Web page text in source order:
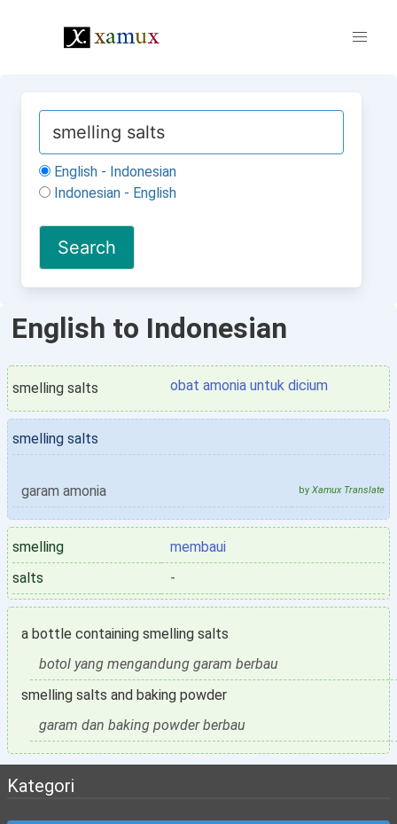
English - Indonesian
Indonesian - English
English to Indonesian
smelling salts obat amonia untuk dicium
smelling salts
garam amonia by Xamux Translate
smelling
membaui
salts
-
a bottle containing smelling salts
botol yang mengandung garam berbau
smelling salts and baking powder
garam dan baking powder berbau
Kategori